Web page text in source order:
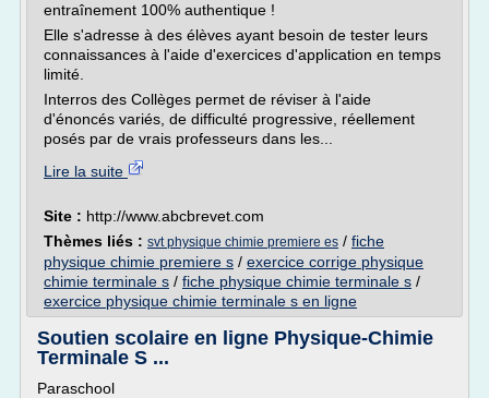
entraînement 100% authentique !
Elle s'adresse à des élèves ayant besoin de tester leurs
connaissances à l'aide d'exercices d'application en temps
limité.
Interros des Collèges permet de réviser à l'aide
d'énoncés variés, de difficulté progressive, réellement
posés par de vrais professeurs dans les...
Lire la suite
Site : http://www.abcbrevet.com
Thèmes liés : svt physique chimie premiere es / fiche
physique chimie premiere s / exercice corrige physique
chimie terminale s / fiche physique chimie terminale s /
exercice physique chimie terminale s en ligne
Soutien scolaire en ligne Physique-Chimie
Terminale S ...
Paraschool